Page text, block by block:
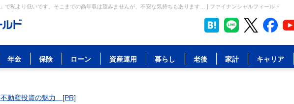
で私より低いです。そこまでの高年収は望みませんが、不安な気持ちもあります… | ファイナンシャルフィールド
年金 保険 ローン 資産運用 暮らし 老後 家計 キャリア
不動産投資の魅力 [PR]